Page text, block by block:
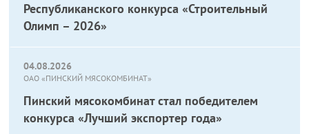
Республиканского конкурса «Строительный
Олимп – 2026»
04.08.2026
ОАО «ПИНСКИЙ МЯСОКОМБИНАТ»
Пинский мясокомбинат стал победителем
конкурса «Лучший экспортер года»